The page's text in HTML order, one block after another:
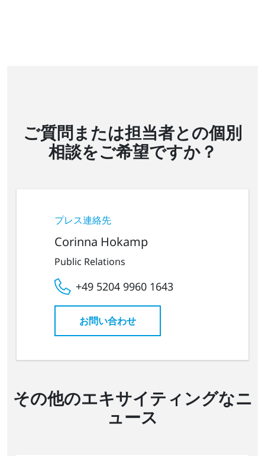
ご質問または担当者との個別
相談をご希望ですか？
プレス連絡先
Corinna Hokamp
Public Relations
+49 5204 9960 1643
お問い合わせ
その他のエキサイティングなニ
ュース